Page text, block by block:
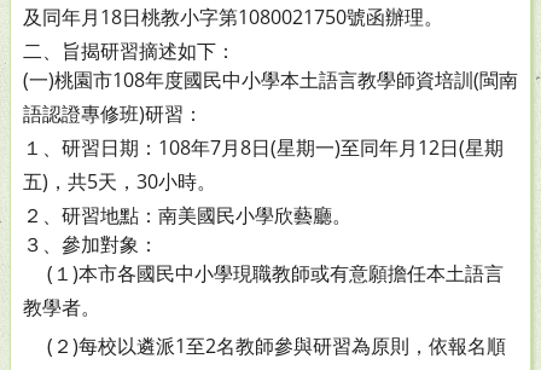
及同年月18日桃教小字第1080021750號函辦理。
二、旨揭研習摘述如下：
(一)桃園市108年度國民中小學本土語言教學師資培訓(閩南
語認證專修班)研習：
１、研習日期：108年7月8日(星期一)至同年月12日(星期
五)，共5天，30小時。
２、研習地點：南美國民小學欣藝廳。
３、參加對象：
(１)本市各國民中小學現職教師或有意願擔任本土語言
教學者。
(２)每校以遴派1至2名教師參與研習為原則，依報名順